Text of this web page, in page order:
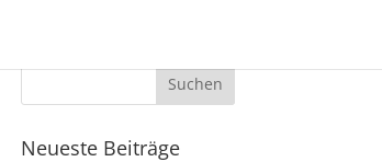
Neueste Beiträge